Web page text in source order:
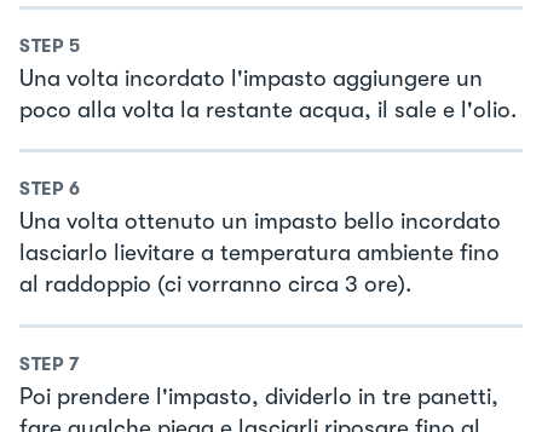
STEP 5
Una volta incordato l'impasto aggiungere un
poco alla volta la restante acqua, il sale e l'olio.
STEP 6
Una volta ottenuto un impasto bello incordato
lasciarlo lievitare a temperatura ambiente fino
al raddoppio (ci vorranno circa 3 ore).
STEP 7
Poi prendere l'impasto, dividerlo in tre panetti,